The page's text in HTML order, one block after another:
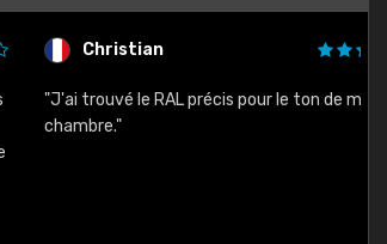
Christian
trouvé le RAL précis pour le ton de ma